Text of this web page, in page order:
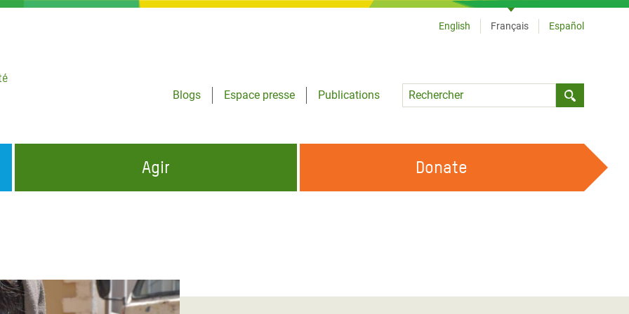
Blogs
Espace presse
Publications
Language
English Français Español
Gaza
Agir Donate